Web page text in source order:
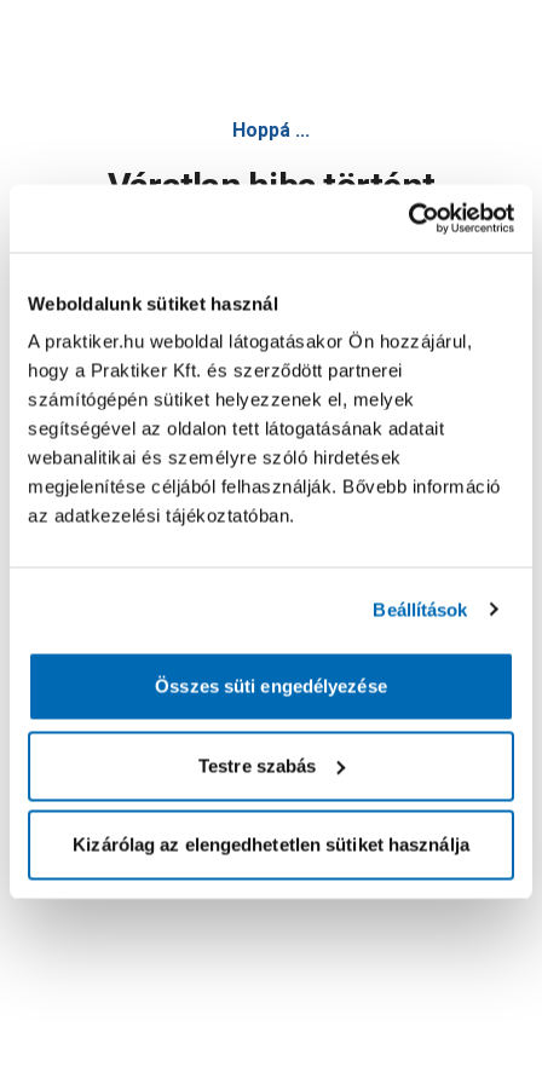
Weboldalunk sütiket használ
A praktiker.hu weboldal látogatásakor Ön hozzájárul,
hogy a Praktiker Kft. és szerződött partnerei
számítógépén sütiket helyezzenek el, melyek
segítségével az oldalon tett látogatásának adatait
webanalitikai és személyre szóló hirdetések
megjelenítése céljából felhasználják. Bővebb információ
az adatkezelési tájékoztatóban.
Beállítások
Összes süti engedélyezése
Testre szabás
Kizárólag az elengedhetetlen sütiket használja
Hoppá ...
Váratlan hiba történt
Oldal újratöltése